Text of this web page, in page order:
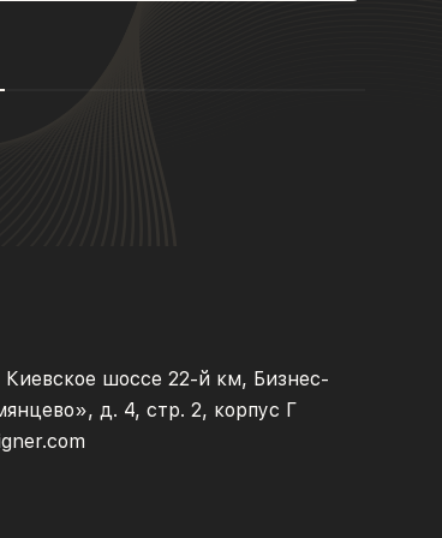
Киевское шоссе 22-й км, Бизнес-
д. 4, стр. 2, корпус Г